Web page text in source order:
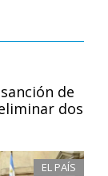
de
dos
EL PAÍS